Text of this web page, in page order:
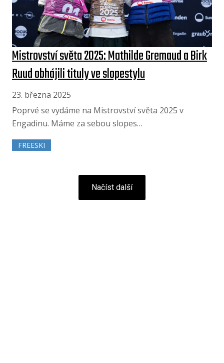
Mistrovství světa 2025: Mathilde Gremaud a Birk
Ruud obhájili tituly ve slopestylu
23. března 2025
Poprvé se vydáme na Mistrovství světa 2025 v
Engadinu. Máme za sebou slopes…
FREESKI
Načíst další